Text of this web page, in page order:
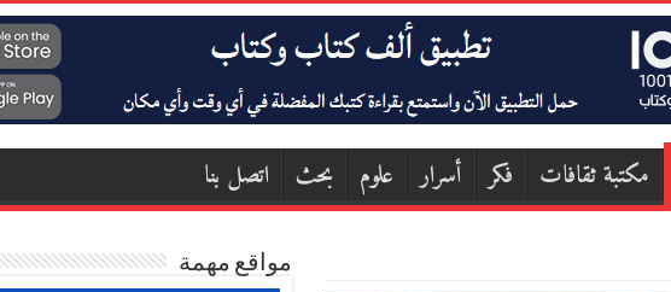
مكتبة ثقافات فكر أسرار علوم بحث اتصل بنا
مواقع مهمة